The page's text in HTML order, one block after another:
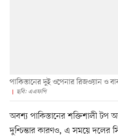
পাকিস্তানের দুই ওপেনার রিজওয়ান ও
ছবি: এএফপি
অবশ্য পাকিস্তানের শক্তিশালী টপ
দুশ্চিন্তার কারণও, এ সময়ে দলের